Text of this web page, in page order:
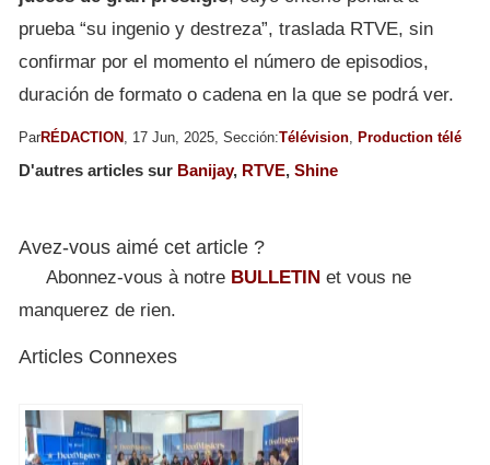
prueba “su ingenio y destreza”, traslada RTVE, sin
confirmar por el momento el número de episodios,
duración de formato o cadena en la que se podrá ver.
ParRÉDACTION , 17 Jun, 2025, Sección:Télévision Production télé
D'autres articles sur Banijay, RTVE, Shine
Avez-vous aimé cet article ?
Abonnez-vous à notre BULLETIN et vous ne
manquerez de rien.
Articles Connexes